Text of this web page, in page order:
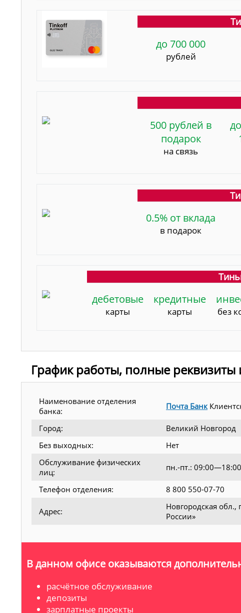
до 700 000
рублей
500 рублей в
подарок
на связь
0.5% от вклада
в подарок
дебетовые
карты
кредитные
карты без
График работы, полные
Наименование отделения
банка:
Почта Банк
Город:
Великий Новгород
Без выходных:
Нет
Обслуживание физических
лиц:
пн.-пт.:
Телефон отделения: 8 800 550-07-70
Адрес:
Новгородская
России»
В данном офисе оказываются
расчётное обслуживание
депозиты
зарплатные проекты